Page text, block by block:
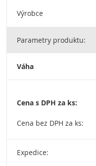
Výrobce
Parametry produktu:
Váha
Cena s DPH za ks:
Cena bez DPH za ks:
Expedice: